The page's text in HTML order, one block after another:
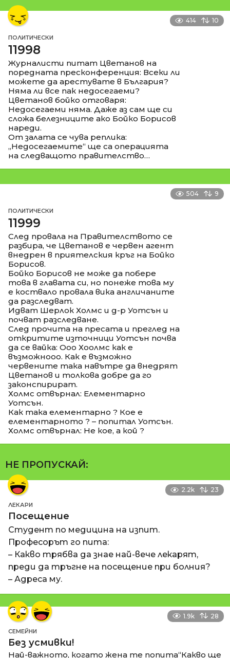
414 10
ПОЛИТИЧЕСКИ
11998
Журналисти питат Цветанов на
поредната пресконференция: Всеки ли
можете да арестувате в България?
Няма ли все пак недосегаеми?
Цветанов бойко отговаря:
Недосегаеми няма. Даже аз сам ще си
сложа белезниците ако Бойко Борисов
нареди.
От залата се чува реплика:
„Недосегаемите“ ще са операцията
на следващото правителство…
504 9
ПОЛИТИЧЕСКИ
11999
След провала на Правителството се
разбира, че Цветанов е червен агент
внедрен в приятелския кръг на Бойко
Борисов.
Бойко Борисов не може да побере
това в главата си, но понеже това му
е коствало провала вика англичаните
да разследват.
Идват Шерлок Холмс и д-р Уотсън и
почват разследване.
След прочита на пресата и преглед на
откритите източници Уотсън почва
да се вайка: Ооо Хоолмс как е
възможнооо. Как е възможно
червените така навътре да внедрят
Цветанов и толкова добре да го
законспирират.
Холмс отвърнал: Елементарно
Уотсън.
Как така елементарно ? Кое е
елементарното ? – попитал Уотсън.
Холмс отвърнал: Не кое, а кой ?
НЕ ПРОПУСКАЙ:
2.2k 23
ЛЕКАРИ
Посещение
Студент по медицина на изпит.
Професорът го пита:
– Какво трябва да знае най-вече лекарят,
преди да тръгне на посещение при болния?
– Адреса му.
1.9k 28
СЕМЕЙНИ
Без усмивки!
Най-важното, когато жена те попита“Какво ще